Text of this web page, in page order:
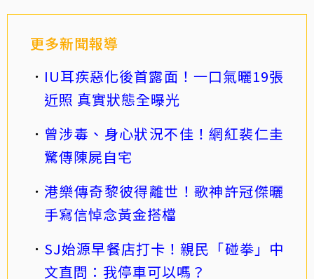
更多新聞報導
IU耳疾惡化後首露面！一口氣曬19張
近照 真實狀態全曝光
曾涉毒、身心狀況不佳！網紅裴仁圭
驚傳陳屍自宅
港樂傳奇黎彼得離世！歌神許冠傑曬
手寫信悼念黃金搭檔
SJ始源早餐店打卡！親民「碰拳」中
文直問：我停車可以嗎？